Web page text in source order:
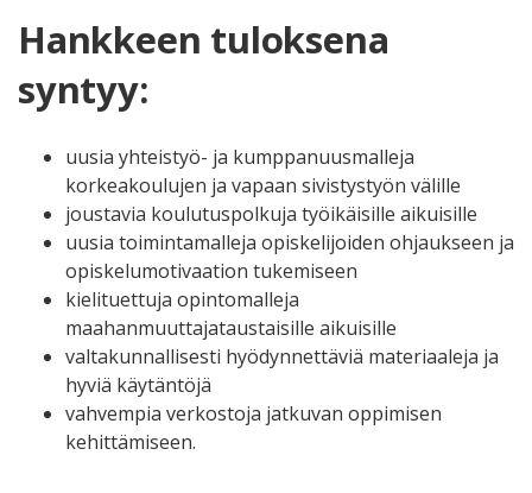
Hankkeen tuloksena
syntyy:
uusia yhteistyö- ja kumppanuusmalleja
korkeakoulujen ja vapaan sivistystyön välille
joustavia koulutuspolkuja työikäisille aikuisille
uusia toimintamalleja opiskelijoiden ohjaukseen ja
opiskelumotivaation tukemiseen
kielituettuja opintomalleja
maahanmuuttajataustaisille aikuisille
valtakunnallisesti hyödynnettäviä materiaaleja ja
hyviä käytäntöjä
vahvempia verkostoja jatkuvan oppimisen
kehittämiseen.